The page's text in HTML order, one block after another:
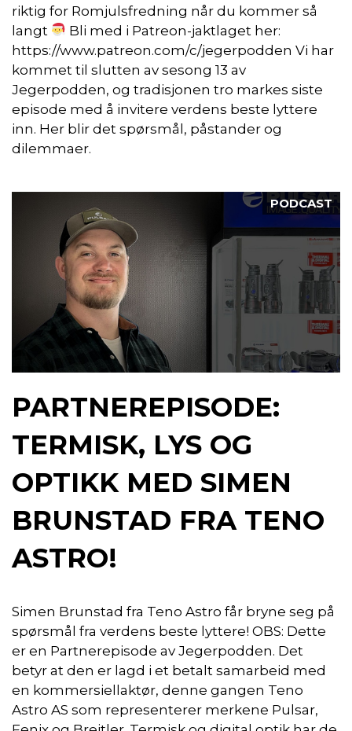
riktig for Romjulsfredning når du kommer så
langt
Bli med i Patreon-jaktlaget her:
https://www.patreon.com/c/jegerpodden Vi har
kommet til slutten av sesong 13 av
Jegerpodden, og tradisjonen tro markes siste
episode med å invitere verdens beste lyttere
inn. Her blir det spørsmål, påstander og
dilemmaer.
PODCAST
PARTNEREPISODE:
TERMISK, LYS OG
OPTIKK MED SIMEN
BRUNSTAD FRA TENO
ASTRO!
Simen Brunstad fra Teno Astro får bryne seg på
spørsmål fra verdens beste lyttere! OBS: Dette
er en Partnerepisode av Jegerpodden. Det
betyr at den er lagd i et betalt samarbeid med
en kommersiellaktør, denne gangen Teno
Astro AS som representerer merkene Pulsar,